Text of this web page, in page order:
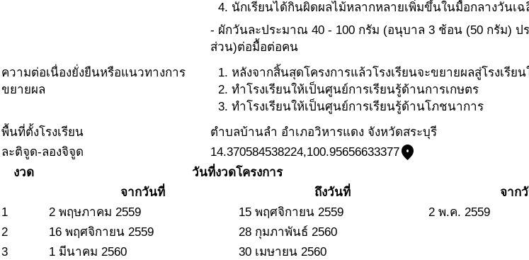
นักเรียนได้กินผิดผลไม้หลากหลายเพิ่มขึ้นในมื้อกลางวันเฉ
- ผักวันละประมาณ 40 - 100 กรัม (อนุบาล 3 ช้อน (50 กรัม)
ส่วน)ต่อมื้อต่อคน
ความต่อเนื่องยั่งยืนหรือแนวทางการ
ขยายผล
หลังจากสิ้นสุดโครงการแล้วโรงเรียนจะขยายผลสู่โรงเรี
ทำโรงเรียนให้เป็นศูนย์การเรียนรู้ด้านการเกษตร
ทำโรงเรียนให้เป็นศูนย์การเรียนรู้ด้านโภชนาการ
พื้นที่ตั้งโรงเรียน
ตำบลบ้านลำ อำเภอวิหารแดง จังหวัดสระบุรี
ละติจูด-ลองจิจูด
14.370584538224,100.95656633377place
งวด วันที่งวดโครงการ
จากวันที่ ถึงวันที่ จาก
1
2 พฤษภาคม 2559 15 พฤศจิกายน 2559 2 พ.ค. 2559
2
16 พฤศจิกายน 2559 28 กุมภาพันธ์ 2560
3
1 มีนาคม 2560 30 เมษายน 2560